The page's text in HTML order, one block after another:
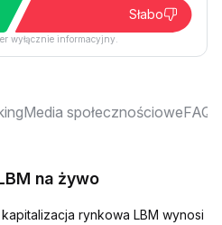
Słabo
wyłącznie informacyjny.
Media społecznościoweFAQ
na żywo
rynkowa LBM wynosi